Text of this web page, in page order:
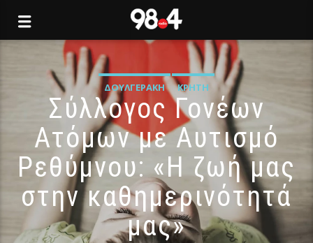
ΔΟΥΛΓΕΡΆΚΗ ΚΡΉΤΗ
Σύλλογος Γονέων
Ατόμων με Αυτισμό
Ρεθύμνου: «Η ζωή μας
στην καθημερινότητά
μας»